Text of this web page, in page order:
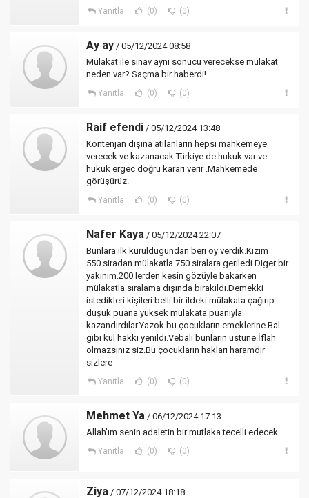
Yanıtla (0) (0)
Ay ay / 05/12/2024 08:58
Mülakat ile sınav aynı sonucu verecekse mülakat
neden var? Saçma bir haberdi!
Yanıtla (0) (0)
Raif efendi / 05/12/2024 13:48
Kontenjan dışına atilanlarin hepsi mahkemeye
verecek ve kazanacak.Türkiye de hukuk var ve
hukuk ergec doğru kararı verir .Mahkemede
görüşürüz.
Yanıtla (0) (0)
Nafer Kaya / 05/12/2024 22:07
Bunlara ilk kuruldugundan beri oy verdik.Kızim
550.siradan mülakatla 750.siralara geriledi.Diger bir
yakınım.200 lerden kesin gözüyle bakarken
mülakatla sıralama dışında bırakıldı.Demekki
istedikleri kişileri belli bir ildeki mülakata çağırıp
düşük puana yüksek mülakata puanıyla
kazandırdılar.Yazok bu çocukların emeklerine.Bal
gibi kul hakkı yenildi.Vebali bunların üstüne.İflah
olmazsınız siz.Bu çocukların hakları haramdır
sizlere
Yanıtla (0) (0)
Mehmet Ya / 06/12/2024 17:13
Allah'ım senin adaletin bir mutlaka tecelli edecek
Yanıtla (0) (0)
Ziya / 07/12/2024 18:18